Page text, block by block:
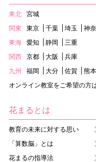
東北
宮城
関東
東京 千葉 埼玉 神
東海
愛知 静岡
三重
関西
京都 大阪
兵庫
九州
福岡 大分 佐賀 熊本
オンライン教室をご希望の方
花まるとは
教育の未来に対する思い
「算数脳」とは
花まるの指導法